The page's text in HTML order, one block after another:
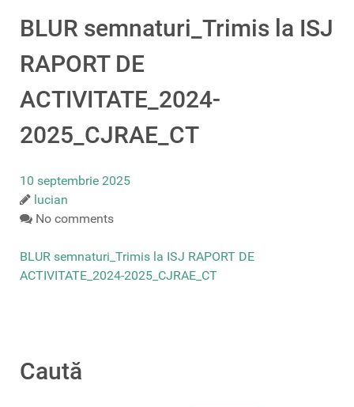
BLUR semnaturi_Trimis la ISJ
RAPORT DE
ACTIVITATE_2024-
2025_CJRAE_CT
10 septembrie 2025
lucian
No comments
BLUR semnaturi_Trimis la ISJ RAPORT DE
ACTIVITATE_2024-2025_CJRAE_CT
Caută